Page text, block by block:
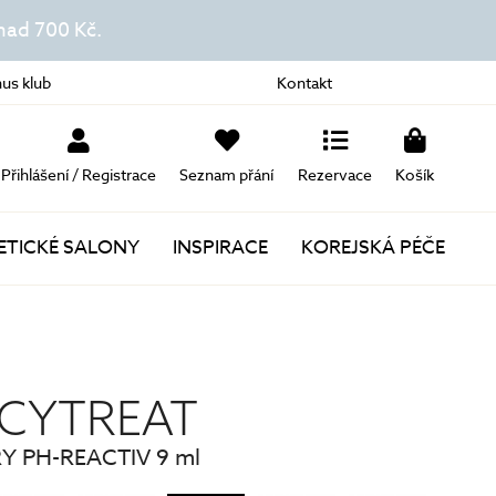
700 Kč.
klub Kontakt
Přihlášení / Registrace Seznam přání Rezervace Košík
Dárky k nákupu
SALONY INSPIRACE KOREJSKÁ PÉČE
PH-REACTIV 9 ml